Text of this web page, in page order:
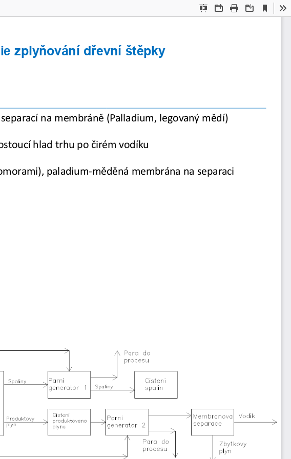
Presentation
OpenPrint Download
Current
View
zplyňování dřevní štěpky
na membráně (Palladium, legovaný mědí)
hlad trhu po čirém vodíku
paladium-měděná membrána na separaci